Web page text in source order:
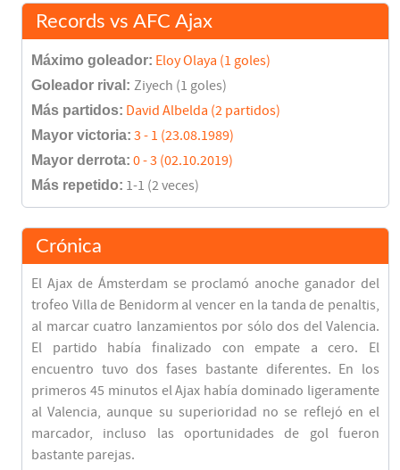
Records vs AFC Ajax
Máximo goleador: Eloy Olaya (1 goles)
Goleador rival: Ziyech (1 goles)
Más partidos: David Albelda (2 partidos)
Mayor victoria: 3 - 1 (23.08.1989)
Mayor derrota: 0 - 3 (02.10.2019)
Más repetido: 1-1 (2 veces)
Crónica
El Ajax de Ámsterdam se proclamó anoche ganador del
trofeo Villa de Benidorm al vencer en la tanda de penaltis,
al marcar cuatro lanzamientos por sólo dos del Valencia.
El partido había finalizado con empate a cero. El
encuentro tuvo dos fases bastante diferentes. En los
primeros 45 minutos el Ajax había dominado ligeramente
al Valencia, aunque su superioridad no se reflejó en el
marcador, incluso las oportunidades de gol fueron
bastante parejas.